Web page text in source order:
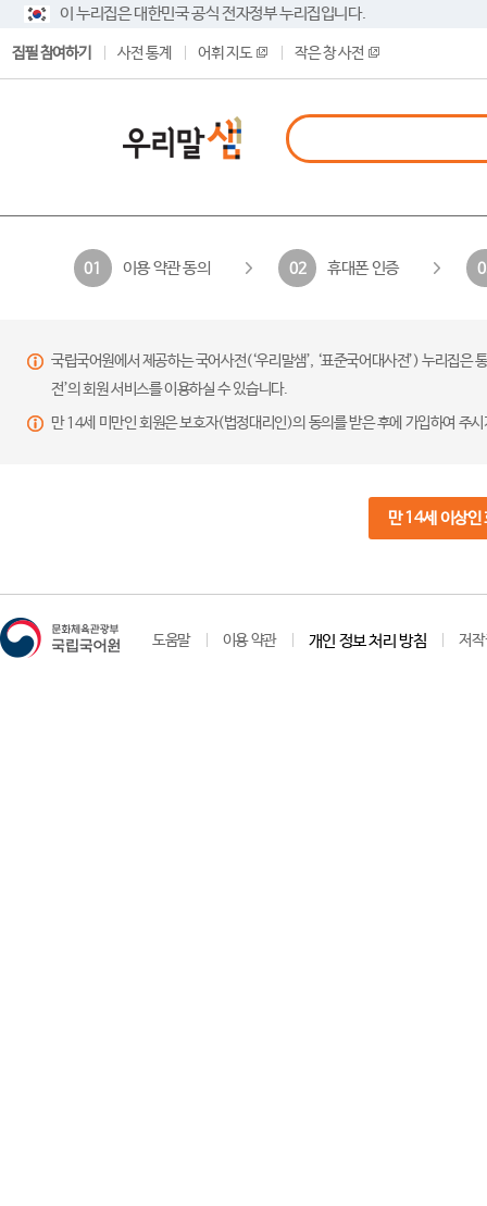
이 누리집은 대한민국 공식 전자정부 누리집입니다.
집필 참여하기 사전 통계 어휘 지도 작은 창 사전
01 이용 약관 동의 02 휴대폰 인증
국립국어원에서 제공하는 국어사전(‘우리말샘’, ‘표준국어대사전’) 누리집
전’의 회원 서비스를 이용하실 수 있습니다.
만 14세 미만인 회원은 보호자(법정대리인)의 동의를 받은 후에 가입하여 주
만 14세 이상인
도움말 이용 약관 개인 정보 처리 방침 저